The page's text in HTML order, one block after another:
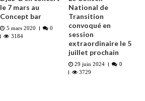
le 7 mars au
Concept bar
5 mars 2020
0
3184
National de
Transition
convoqué en
session
extraordinaire le 5
juillet prochain
29 juin 2024
0
3729